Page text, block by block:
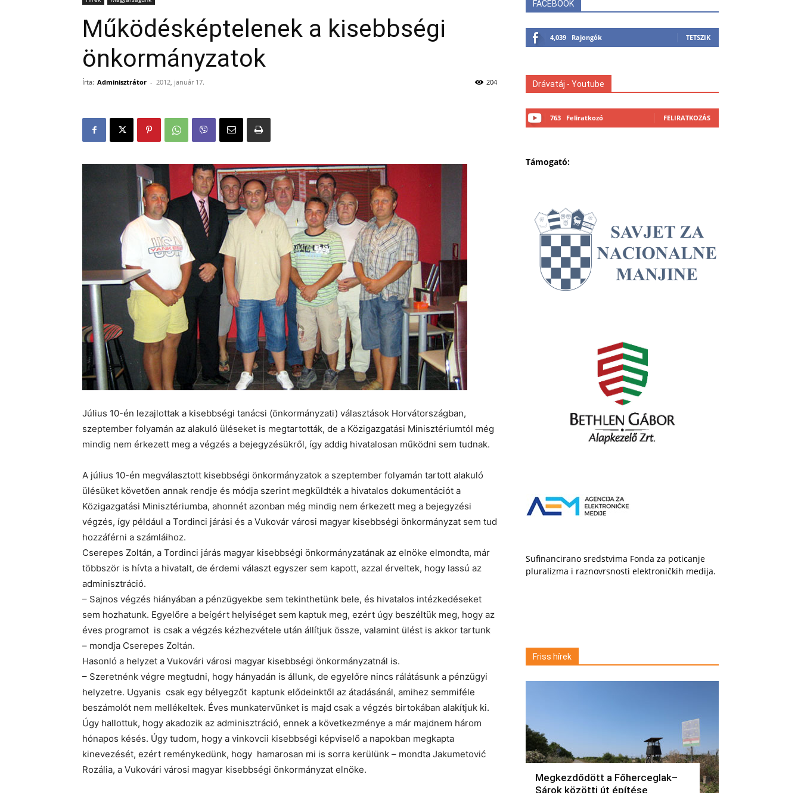
Működésképtelenek a kisebbségi
önkormányzatok
Írta: Adminisztrátor - 2012, január 17. 204
Július 10-én lezajlottak a kisebbségi tanácsi (önkormányzati) választások Horvátországban,
szeptember folyamán az alakuló üléseket is megtartották, de a Közigazgatási Minisztériumtól még
mindig nem érkezett meg a végzés a bejegyzésükről, így addig hivatalosan működni sem tudnak.
A július 10-én megválasztott kisebbségi önkormányzatok a szeptember folyamán tartott alakuló
ülésüket követően annak rendje és módja szerint megküldték a hivatalos dokumentációt a
Közigazgatási Minisztériumba, ahonnét azonban még mindig nem érkezett meg a bejegyzési
végzés, így például a Tordinci járási és a Vukovár városi magyar kisebbségi önkormányzat sem tud
hozzáférni a számláihoz.
Cserepes Zoltán, a Tordinci járás magyar kisebbségi önkormányzatának az elnöke elmondta, már
többször is hívta a hivatalt, de érdemi választ egyszer sem kapott, azzal érveltek, hogy lassú az
adminisztráció.
– Sajnos végzés hiányában a pénzügyekbe sem tekinthetünk bele, és hivatalos intézkedéseket
sem hozhatunk. Egyelőre a beígért helyiséget sem kaptuk meg, ezért úgy beszéltük meg, hogy az
éves programot is csak a végzés kézhezvétele után állítjuk össze, valamint ülést is akkor tartunk
– mondja Cserepes Zoltán.
Hasonló a helyzet a Vukovári városi magyar kisebbségi önkormányzatnál is.
– Szeretnénk végre megtudni, hogy hányadán is állunk, de egyelőre nincs rálátásunk a pénzügyi
helyzetre. Ugyanis csak egy bélyegzőt kaptunk elődeinktől az átadásánál, amihez semmiféle
beszámolót nem mellékeltek. Éves munkatervünket is majd csak a végzés birtokában alakítjuk ki.
Úgy hallottuk, hogy akadozik az adminisztráció, ennek a következménye a már majdnem három
hónapos késés. Úgy tudom, hogy a vinkovcii kisebbségi képviselő a napokban megkapta
kinevezését, ezért reménykedünk, hogy hamarosan mi is sorra kerülünk – mondta Jakumetović
Rozália, a Vukovári városi magyar kisebbségi önkormányzat elnöke.
FACEBOOK
4,039 Rajongók TETSZIK
Drávatáj - Youtube
763 Feliratkozó FELIRATKOZÁS
Támogató:
Sufinancirano sredstvima Fonda za poticanje
pluralizma i raznovrsnosti elektroničkih medija.
Friss hírek
Megkezdődött a Főherceglak–
Sárok közötti út építése